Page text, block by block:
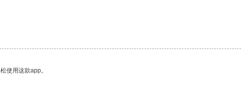
使用这款app。